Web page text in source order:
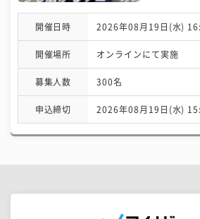
開催日時 2026年08月19日(水)
開催場所 オンラインにて実施
募集人数 300名
申込締切 2026年08月19日(水)